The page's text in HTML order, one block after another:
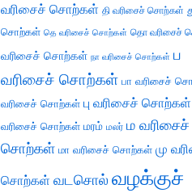
வரிசைச் சொற்கள் தி வரிசைச் சொற்கள்
சொற்கள் தெ வரிசைச் சொற்கள் தொ வரிசைச்
வரிசைச் சொற்கள் நா வரிசைச் சொற்கள் ப
வரிசைச் சொற்கள் பா வரிசைச்
வரிசைச் சொற்கள் பு வரிசைச் சொற்கள்
வரிசைச் சொற்கள் மரம் மலர் ம வரிசைச்
சொற்கள் மா வரிசைச் சொற்கள் மு
சொற்கள் வடசொல் வழக்குச்